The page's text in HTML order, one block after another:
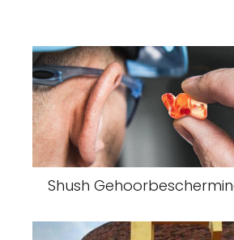
Shush